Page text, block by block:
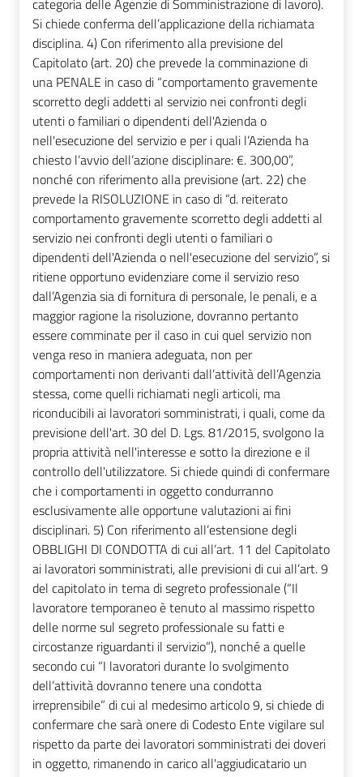
categoria delle Agenzie di Somministrazione di lavoro).
Si chiede conferma dell’applicazione della richiamata
disciplina. 4) Con riferimento alla previsione del
Capitolato (art. 20) che prevede la comminazione di
una PENALE in caso di “comportamento gravemente
scorretto degli addetti al servizio nei confronti degli
utenti o familiari o dipendenti dell'Azienda o
nell'esecuzione del servizio e per i quali l’Azienda ha
chiesto l’avvio dell’azione disciplinare: €. 300,00”,
nonché con riferimento alla previsione (art. 22) che
prevede la RISOLUZIONE in caso di “d. reiterato
comportamento gravemente scorretto degli addetti al
servizio nei confronti degli utenti o familiari o
dipendenti dell'Azienda o nell'esecuzione del servizio”, si
ritiene opportuno evidenziare come il servizio reso
dall’Agenzia sia di fornitura di personale, le penali, e a
maggior ragione la risoluzione, dovranno pertanto
essere comminate per il caso in cui quel servizio non
venga reso in maniera adeguata, non per
comportamenti non derivanti dall’attività dell’Agenzia
stessa, come quelli richiamati negli articoli, ma
riconducibili ai lavoratori somministrati, i quali, come da
previsione dell'art. 30 del D. Lgs. 81/2015, svolgono la
propria attività nell'interesse e sotto la direzione e il
controllo dell'utilizzatore. Si chiede quindi di confermare
che i comportamenti in oggetto condurranno
esclusivamente alle opportune valutazioni ai fini
disciplinari. 5) Con riferimento all’estensione degli
OBBLIGHI DI CONDOTTA di cui all’art. 11 del Capitolato
ai lavoratori somministrati, alle previsioni di cui all’art. 9
del capitolato in tema di segreto professionale (“Il
lavoratore temporaneo è tenuto al massimo rispetto
delle norme sul segreto professionale su fatti e
circostanze riguardanti il servizio”), nonché a quelle
secondo cui “I lavoratori durante lo svolgimento
dell’attività dovranno tenere una condotta
irreprensibile” di cui al medesimo articolo 9, si chiede di
confermare che sarà onere di Codesto Ente vigilare sul
rispetto da parte dei lavoratori somministrati dei doveri
in oggetto, rimanendo in carico all'aggiudicatario un